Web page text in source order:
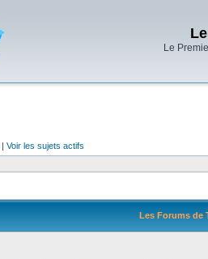
Le
| Voir les sujets actifs
Les Forums de